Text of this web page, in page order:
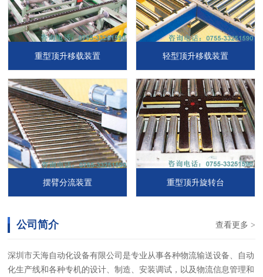
重型顶升移载装置 轻型顶升移载装置
摆臂分流装置 重型顶升旋转台
查看更多 >
公司简介
深圳市天海自动化设备有限公司是专业从事各种物流输送设备、自动
化生产线和各种专机的设计、制造、安装调试，以及物流信息管理和